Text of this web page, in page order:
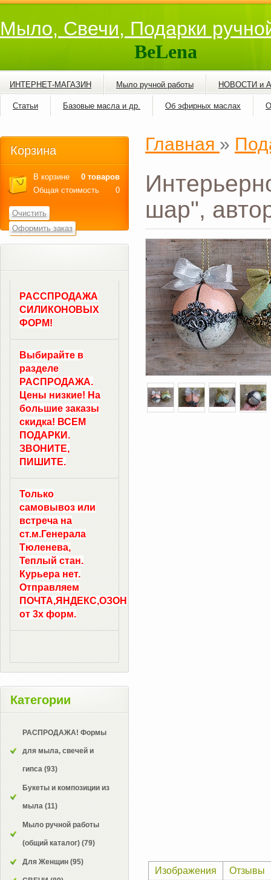
Мыло, Свечи, Подарки
BeLena
ИНТЕРНЕТ-МАГАЗИН Мыло ручной работы НОВОСТИ и
Статьи Базовые масла и др. Об эфирных маслах
Главная »
шар",
Изображения Отзывы
Корзина
В корзине
0 товаров
Общая стоимость
0
Очистить
Оформить заказ
РАССПРОДАЖА
СИЛИКОНОВЫХ
ФОРМ!
Выбирайте в
разделе
РАСПРОДАЖА.
Цены низкие! На
большие заказы
скидка! ВСЕМ
ПОДАРКИ.
ЗВОНИТЕ,
ПИШИТЕ.
Только
самовывоз или
встреча на
ст.м.Генерала
Тюленева,
Теплый стан.
Курьера нет.
Отправляем
ПОЧТА,ЯНДЕКС,ОЗОН
от 3х форм.
Категории
РАСПРОДАЖА! Формы
для мыла, свечей и
гипса (93)
Букеты и композиции из
мыла (11)
Мыло ручной работы
(общий каталог) (79)
Для Женщин (95)